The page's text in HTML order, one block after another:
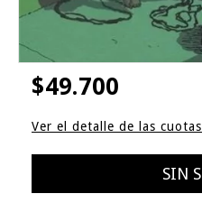
$49.700
Ver el detalle de las cuotas